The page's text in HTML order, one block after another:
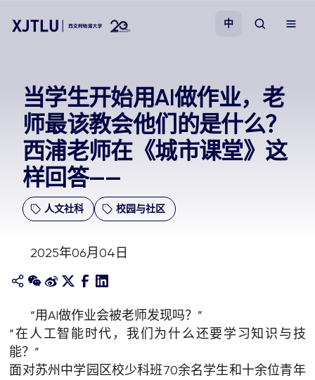
招生
科研
学院
校园生活
关于我们
中
当学生开始用AI做作业，老
师最该教会他们的是什么？
西浦老师在《城市课堂》这
样回答——
人文社科 校园与社区
2025年06月04日
“用AI做作业会被老师发现吗？”
“在人工智能时代，我们为什么还要学习知识与技
能？”
面对苏州中学园区校少科班70余名学生和十余位青年